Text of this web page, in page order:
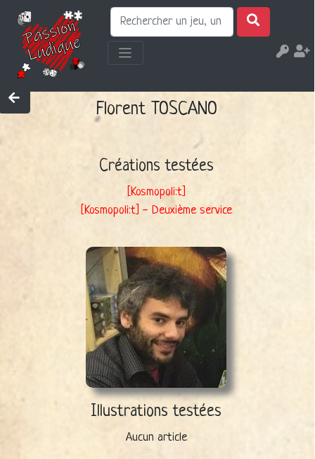
Florent TOSCANO
Créations testées
[Kosmopoli:t]
[Kosmopoli:t] - Deuxième service
Illustrations testées
Aucun article